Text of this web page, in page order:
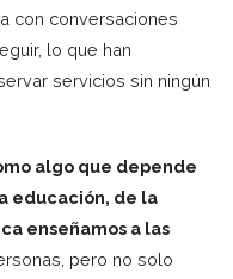
con conversaciones
lo que han
servicios sin ningún
algo que depende
educación, de la
enseñamos a las
pero no solo